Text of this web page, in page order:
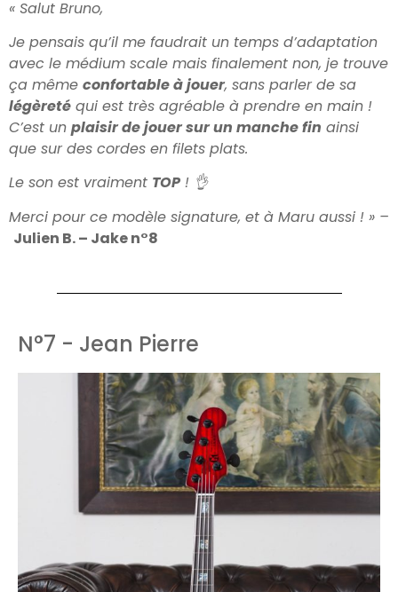
« Salut Bruno,
Je pensais qu’il me faudrait un temps d’adaptation
avec le médium scale mais finalement non, je trouve
ça même confortable à jouer, sans parler de sa
légèreté qui est très agréable à prendre en main !
C’est un plaisir de jouer sur un manche fin ainsi
que sur des cordes en filets plats.
Le son est vraiment TOP ! 👌
Merci pour ce modèle signature, et à Maru aussi ! » –
Julien B. – Jake n°8
N°7 - Jean Pierre